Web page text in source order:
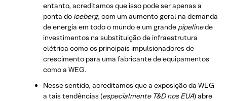
entanto, acreditamos que isso pode ser apenas a
ponta do iceberg, com um aumento geral na demanda
de energia em todo o mundo e um grande pipelinede
investimentos na substituição de infraestrutura
elétrica como os principais impulsionadores de
crescimento para uma fabricante de equipamentos
como a WEG.
Nesse sentido, acreditamos que a exposição da WEG
a tais tendências (especialmente T&D nos EUA) abre